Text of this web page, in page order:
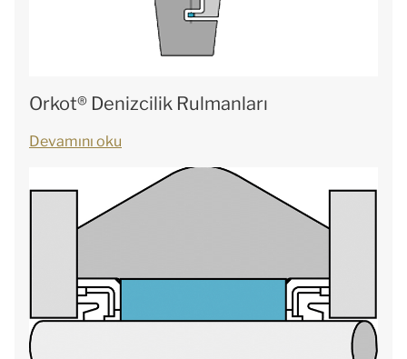
Orkot® Denizcilik Rulmanları
Devamını oku